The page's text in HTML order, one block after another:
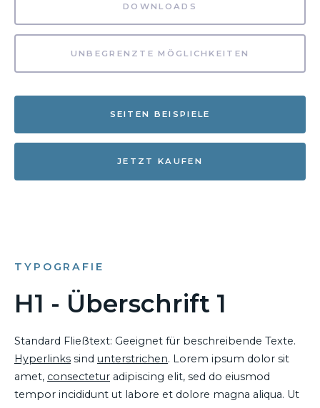
DOWNLOADS
UNBEGRENZTE MÖGLICHKEITEN
SEITEN BEISPIELE
JETZT KAUFEN
TYPOGRAFIE
H1 - Überschrift 1
Standard Fließtext: Geeignet für beschreibende Texte.
Hyperlinks sind unterstrichen. Lorem ipsum dolor sit
amet, consectetur adipiscing elit, sed do eiusmod
tempor incididunt ut labore et dolore magna aliqua. Ut